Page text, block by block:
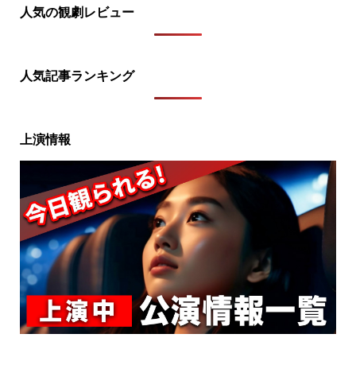
人気の観劇レビュー
人気記事ランキング
上演情報